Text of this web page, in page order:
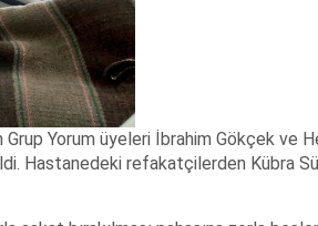
Yorum üyeleri İbrahim Gökçek ve
Hastanedeki refakatçilerden Kübra